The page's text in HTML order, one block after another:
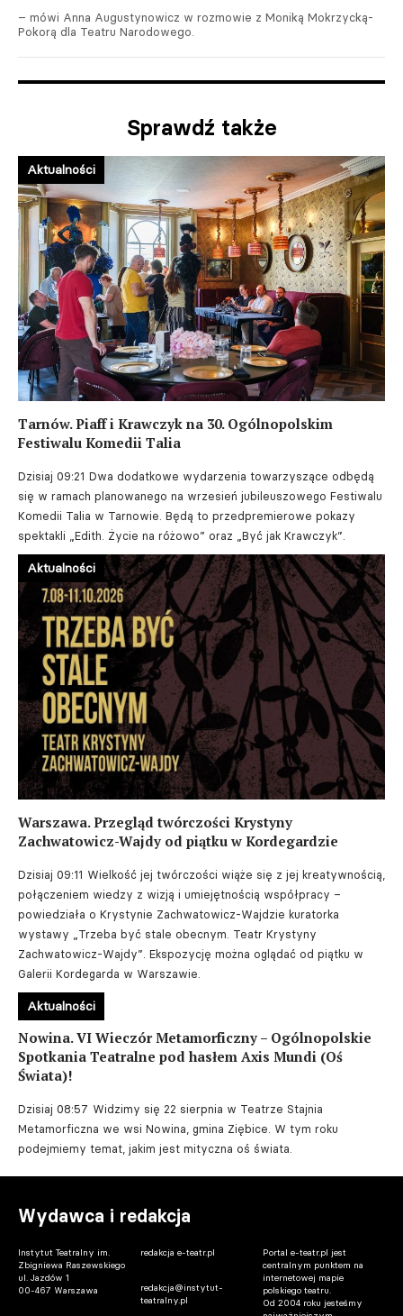
– mówi Anna Augustynowicz w rozmowie z Moniką Mokrzycką-
Pokorą dla Teatru Narodowego.
Sprawdź także
Tarnów. Piaff i Krawczyk na 30. Ogólnopolskim
Festiwalu Komedii Talia
Dzisiaj 09:21 Dwa dodatkowe wydarzenia towarzyszące odbędą
się w ramach planowanego na wrzesień jubileuszowego Festiwalu
Komedii Talia w Tarnowie. Będą to przedpremierowe pokazy
spektakli „Edith. Życie na różowo” oraz „Być jak Krawczyk”.
Aktualności
Warszawa. Przegląd twórczości Krystyny
Zachwatowicz-Wajdy od piątku w Kordegardzie
Dzisiaj 09:11 Wielkość jej twórczości wiąże się z jej kreatywnością,
połączeniem wiedzy z wizją i umiejętnością współpracy –
powiedziała o Krystynie Zachwatowicz-Wajdzie kuratorka
wystawy „Trzeba być stale obecnym. Teatr Krystyny
Zachwatowicz-Wajdy”. Ekspozycję można oglądać od piątku w
Galerii Kordegarda w Warszawie.
Aktualności
Nowina. VI Wieczór Metamorficzny – Ogólnopolskie
Spotkania Teatralne pod hasłem Axis Mundi (Oś
Świata)!
Dzisiaj 08:57 Widzimy się 22 sierpnia w Teatrze Stajnia
Metamorficzna we wsi Nowina, gmina Ziębice. W tym roku
podejmiemy temat, jakim jest mityczna oś świata.
Aktualności
Wydawca i redakcja
Instytut Teatralny im.
Zbigniewa Raszewskiego
ul. Jazdów 1
00-467 Warszawa
redakcja e-teatr.pl
redakcja@instytut-
teatralny.pl
Portal e-teatr.pl jest
centralnym punktem na
internetowej mapie
polskiego teatru.
Od 2004 roku jesteśmy